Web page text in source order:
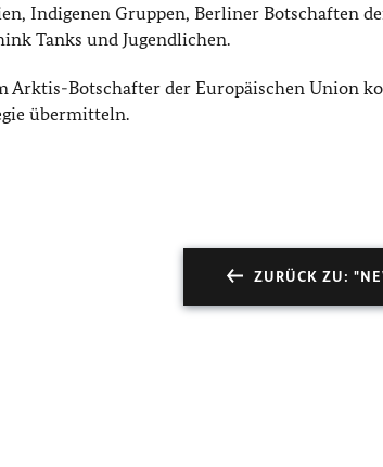
Indigenen Gruppen, Berliner Botschaften
Tanks und Jugendlichen.
Arktis-Botschafter der Europäischen Union
übermitteln.
ZURÜCK ZU: